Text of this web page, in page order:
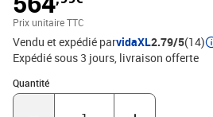
votre lit pour lire ou regarder la
apportez de l'éclairage dans l'obscurité
colorées !Matelas à ressorts ensachés :
individuel intégré est connu pour sa très
assurant un haut niveau de durabilité et
absorber efficacement le bruit et les
Prix unitaire TTC
Vendu et expédié parvidaXL2.79/5(14)
Expédié sous 3 jours livraison offerte
Quantité
Quantité : 1